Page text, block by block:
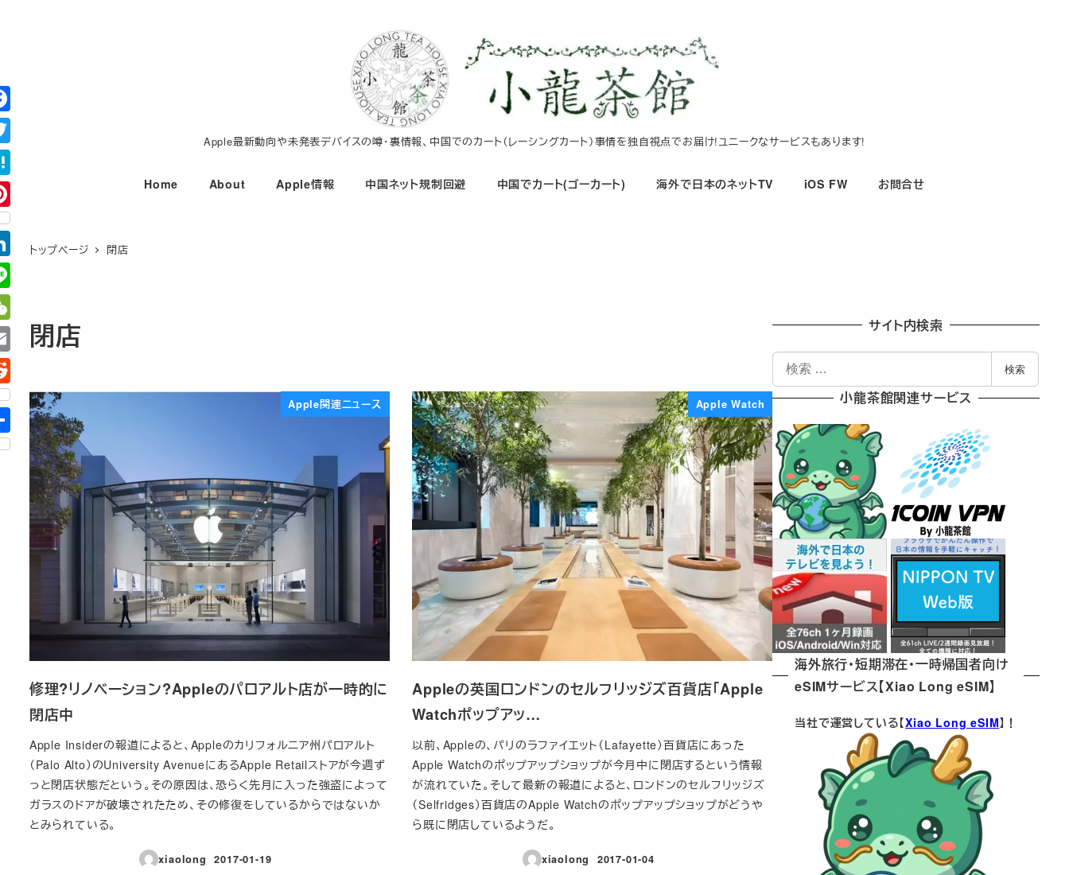
コ
ン
テ
ン
ツ
へ
移
動
Apple最新動向や未発表デバイスの噂・裏情報、中国でのカート（レーシングカート）事情を独自視点でお届け!ユニークなサービスもあります!
Home About Apple情報 中国ネット規制回避 中国でカート(ゴーカート) 海外で日本のネットTV iOS FW お問合せ
トップページ 閉店
閉店
Apple関連ニュース
修理?リノベーション?Appleのパロアルト店が一時的に
閉店中
Apple Insiderの報道によると、Appleのカリフォルニア州パロアルト
（Palo Alto）のUniversity AvenueにあるApple Retailストアが今週ず
っと閉店状態だという。その原因は、恐らく先月に入った強盗によって
ガラスのドアが破壊されたため、その修復をしているからではないか
とみられている。
xiaolong
投稿日
2017-01-19
Apple Watch
Appleの英国ロンドンのセルフリッジズ百貨店「Apple
Watchポップアッ…
以前、Appleの、パリのラファイエット（Lafayette）百貨店にあった
Apple Watchのポップアップショップが今月中に閉店するという情報
が流れていた。そして最新の報道によると、ロンドンのセルフリッジズ
（Selfridges）百貨店のApple Watchのポップアップショップがどうや
ら既に閉店しているようだ。
xiaolong
投稿日
2017-01-04
サイト内検索
索
検索
小龍茶館関連サービス
海外旅行・短期滞在・一時帰国者向け
eSIMサービス【Xiao Long eSIM】
当社で運営している【Xiao Long eSIM】！